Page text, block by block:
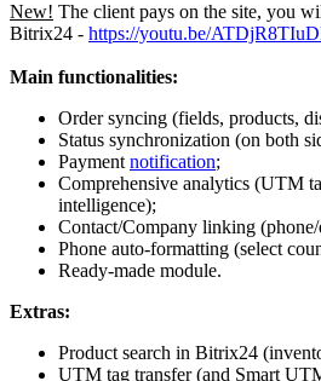
New! The client pays on the site, you
Bitrix24 - https://youtu.be/
Main functionalities:
Order syncing (fields, products,
Status synchronization (on both
Paymentnotification;
Comprehensive analytics (UTM
intelligence);
Contact/Company linking (phone/
Phone auto-formatting (select
Ready-made module.
Extras:
Product search in Bitrix24
UTM tag transfer (and Smart